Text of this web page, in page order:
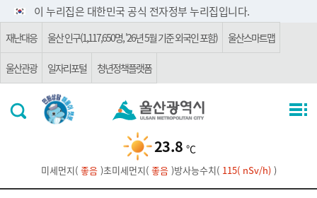
주요 메뉴로 건너뛰기
본문으로가기이 누리집은 대한민국 공식 전자정부 누리집입니다.
재난대응 울산 인구(1,117,650명, '26년 5월 기준 외국인 포함) 울산스마트맵
울산관광 일자리포털 청년정책플랫폼
23.8 ℃
미세먼지( 좋음)초미세먼지( 좋음)방사능수치(115( nSv/h) )